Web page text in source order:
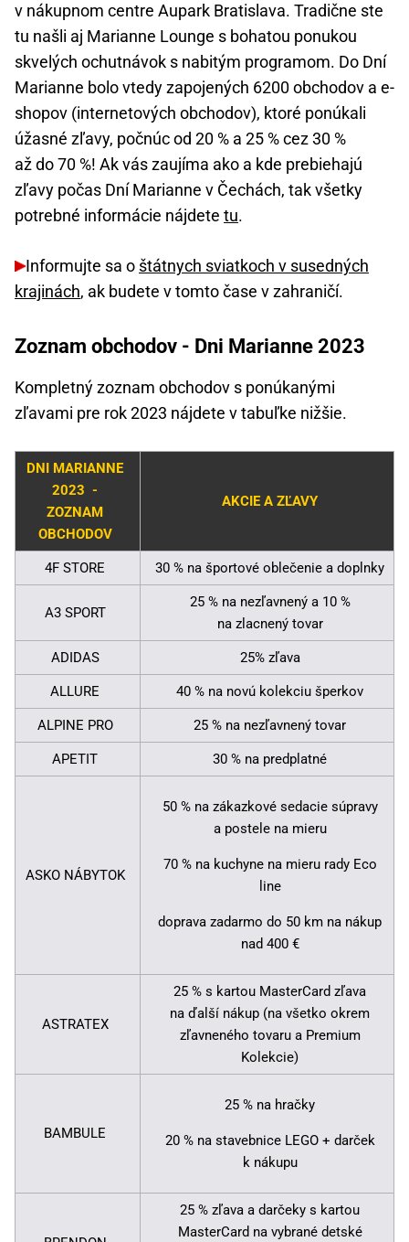
v nákupnom centre Aupark Bratislava. Tradične ste
tu našli aj Marianne Lounge s bohatou ponukou
skvelých ochutnávok s nabitým programom. Do Dní
Marianne bolo vtedy zapojených 6200 obchodov a e-
shopov (internetových obchodov), ktoré ponúkali
úžasné zľavy, počnúc od 20 % a 25 % cez 30 %
až do 70 %! Ak vás zaujíma ako a kde prebiehajú
zľavy počas Dní Marianne v Čechách, tak všetky
potrebné informácie nájdete tu.
Informujte sa o štátnych sviatkoch v susedných
krajinách, ak budete v tomto čase v zahraničí.
Zoznam obchodov - Dni Marianne 2023
Kompletný zoznam obchodov s ponúkanými
zľavami pre rok 2023 nájdete v tabuľke nižšie.
DNI MARIANNE
2023 -
ZOZNAM
OBCHODOV
AKCIE A ZĽAVY
4F STORE 30 % na športové oblečenie a doplnky
A3 SPORT
25 % na nezľavnený a 10 %
na zlacnený tovar
ADIDAS 25% zľava
ALLURE 40 % na novú kolekciu šperkov
ALPINE PRO 25 % na nezľavnený tovar
APETIT 30 % na predplatné
ASKO NÁBYTOK
50 % na zákazkové sedacie súpravy
a postele na mieru
70 % na kuchyne na mieru rady Eco
line
doprava zadarmo do 50 km na nákup
nad 400 €
ASTRATEX
25 % s kartou MasterCard zľava
na ďalší nákup (na všetko okrem
zľavneného tovaru a Premium
Kolekcie)
BAMBULE
25 % na hračky
20 % na stavebnice LEGO + darček
k nákupu
25 % zľava a darčeky s kartou
MasterCard na vybrané detské